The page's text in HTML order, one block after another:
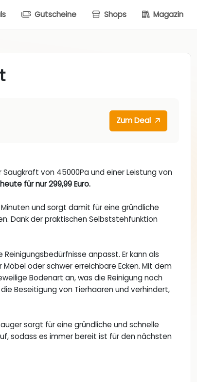
Gutscheine Shops Magazin
Zum Deal
von 45000Pa und einer Leistung von
für nur 299,99 Euro.
und sorgt damit für eine gründliche
Dank der praktischen Selbststehfunktion
anpasst. Er kann als
oder schwer erreichbare Ecken. Mit dem
Bodenart an, was die Reinigung noch
Beseitigung von Tierhaaren und verhindert,
sorgt für eine gründliche und schnelle
sodass es immer bereit ist für den nächsten